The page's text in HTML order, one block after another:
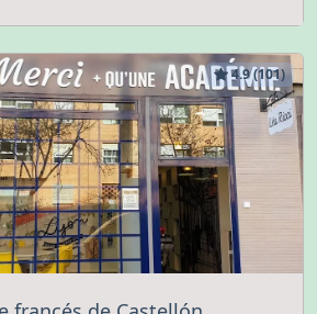
4.9 (101)